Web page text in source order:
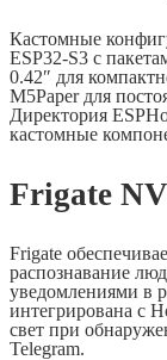
Кастомные
ESP32-S3 с
0.42″ для
M5Paper для
Директория
кастомные
Frigate
Frigate
распознавание
уведомлениями в
интегрирована с
свет при
Telegram.